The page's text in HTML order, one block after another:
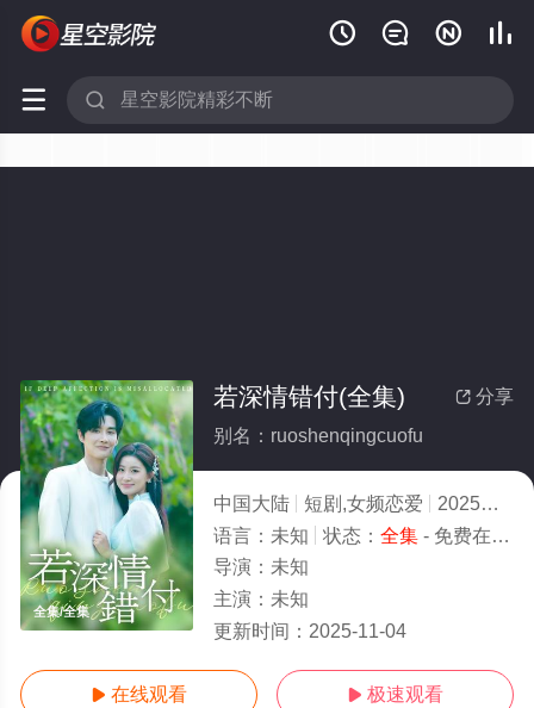
   
 
全集/全集
 分享
若深情错付(全集)
别名：ruoshenqingcuofu
中国大陆 短剧,女频恋爱 2025
5.0
语言： 未知 状态： 全集- 免费在线观看
导演： 未知
主演： 未知
更新时间： 2025-11-04
 在线观看  极速观看